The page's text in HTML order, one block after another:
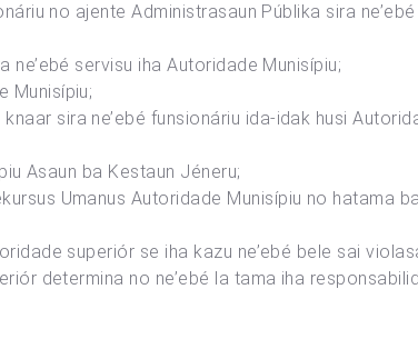
no ajente Administrasaun Públika sira
servisu iha Autoridade Munisípiu;
Munisípiu;
sira ne’ebé funsionáriu ida-idak husi
Asaun ba Kestaun Jéneru;
Umanus Autoridade Munisípiu no hatama
superiór se iha kazu ne’ebé bele sai
determina no ne’ebé la tama iha